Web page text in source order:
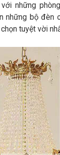
những
những bộ đèn
tuyệt vời